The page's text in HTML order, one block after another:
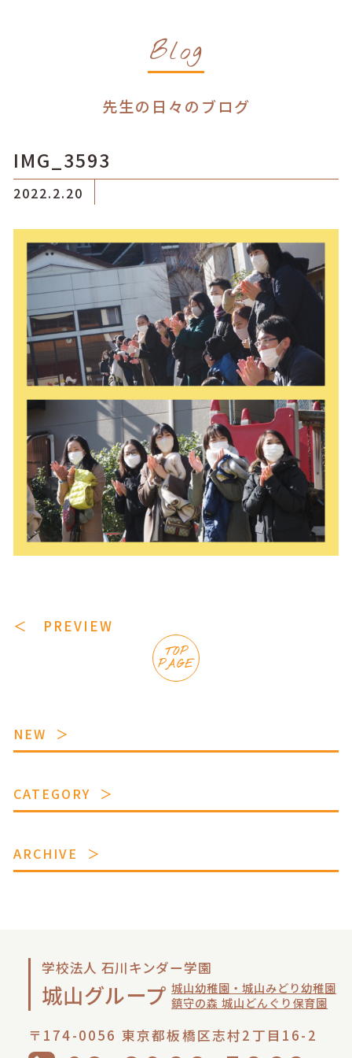
Blog
先生の日々のブログ
IMG_3593
2022.2.20
＜ PREVIEW
TOP
PAGE
NEW
CATEGORY
ARCHIVE
学校法人 石川キンダー学園
城山グループ 城山幼稚園・城山みどり幼稚園
鎮守の森 城山どんぐり保育園
〒174-0056 東京都板橋区志村2丁目16-2